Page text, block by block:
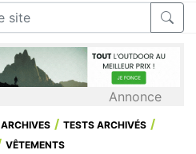
Annonce
ARCHIVES
TESTS ARCHIVÉS
VÊTEMENTS